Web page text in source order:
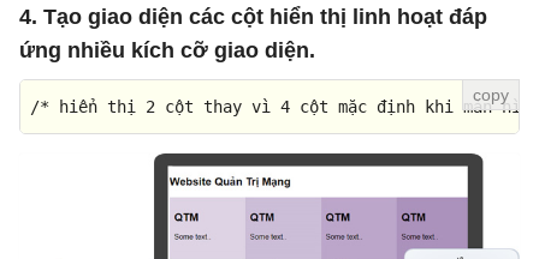
4. Tạo giao diện các cột hiển thị linh hoạt đáp
ứng nhiều kích cỡ giao diện.
/* hiển thị 2 cột thay vì 4 cột mặc định khi màn